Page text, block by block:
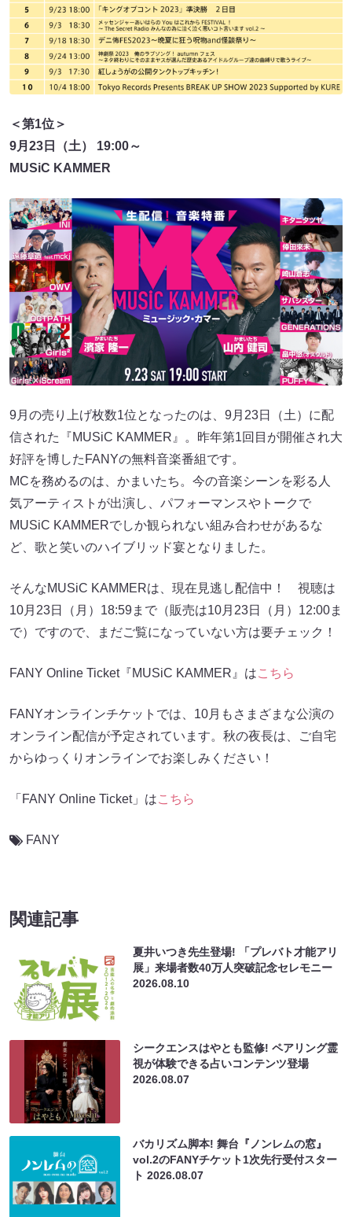
＜第1位＞
9月23日（土） 19:00～
MUSiC KAMMER
9月の売り上げ枚数1位となったのは、9月23日（土）に配
信された『MUSiC KAMMER』。昨年第1回目が開催され大
好評を博したFANYの無料音楽番組です。
MCを務めるのは、かまいたち。今の音楽シーンを彩る人
気アーティストが出演し、パフォーマンスやトークで
MUSiC KAMMERでしか観られない組み合わせがあるな
ど、歌と笑いのハイブリッド宴となりました。
そんなMUSiC KAMMERは、現在見逃し配信中！ 視聴は
10月23日（月）18:59まで（販売は10月23日（月）12:00ま
で）ですので、まだご覧になっていない方は要チェック！
FANY Online Ticket『MUSiC KAMMER』はこちら
FANYオンラインチケットでは、10月もさまざまな公演の
オンライン配信が予定されています。秋の夜長は、ご自宅
からゆっくりオンラインでお楽しみください！
「FANY Online Ticket」はこちら
FANY
関連記事
夏井いつき先生登場! 「プレバト才能アリ
展」来場者数40万人突破記念セレモニー
2026.08.10
シークエンスはやとも監修! ペアリング霊
視が体験できる占いコンテンツ登場
2026.08.07
バカリズム脚本! 舞台『ノンレムの窓』
vol.2のFANYチケット1次先行受付スター
ト2026.08.07